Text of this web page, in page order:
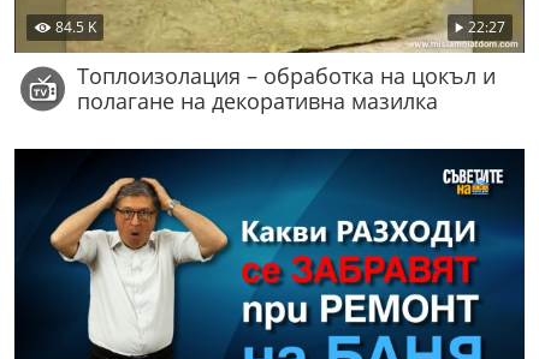
84.5 K 22:27
Топлоизолация – обработка на цокъл и
полагане на декоративна мазилка